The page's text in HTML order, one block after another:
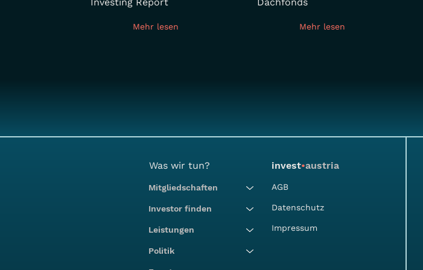
Mehr lesen Mehr lesen
Was wir tun?
Mitgliedschaften
Investor finden
Leistungen
Politik
invest•austria
AGB
Datenschutz
Impressum